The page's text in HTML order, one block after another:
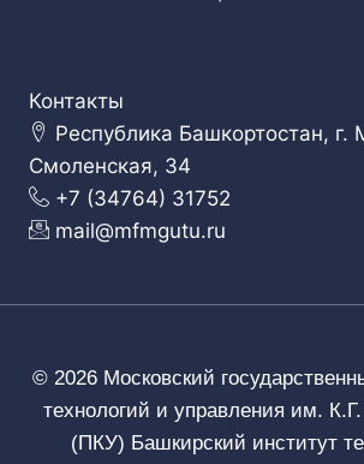
Контакты
Республика Башкортостан, г.
Смоленская, 34
+7 (34764) 31752
mail@mfmgutu.ru
© 2026 Московский
технологий и управления им.
(ПКУ) Башкирский институт